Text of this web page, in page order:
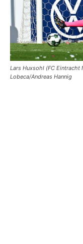
Lars Huxsohl (FC
Lobeca/Andreas Hannig